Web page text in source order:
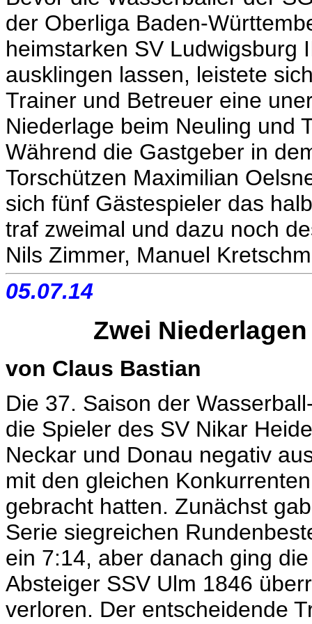
der Oberliga Baden-
heimstarken SV Ludwigsburg
ausklingen lassen, leistete
Trainer und Betreuer eine
Niederlage beim Neuling und
Während die Gastgeber in
Torschützen Maximilian
sich fünf Gästespieler das
traf zweimal und dazu noch
Nils Zimmer, Manuel
05.07.14
Zwei
von Claus Bastian
Die 37. Saison der
die Spieler des SV Nikar
Neckar und Donau negativ
mit den gleichen
gebracht hatten. Zunächst
Serie siegreichen
ein 7:14, aber danach ging
Absteiger SSV Ulm 1846
verloren. Der entscheidende